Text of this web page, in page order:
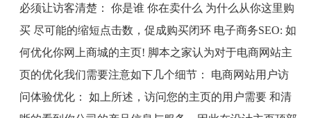
必须让访客清楚： 你是谁 你在卖什么 为什么从你这里购
买 尽可能的缩短点击数，促成购买闭环 电子商务SEO: 如
何优化你网上商城的主页! 脚本之家认为对于电商网站主
页的优化我们需要注意如下几个细节： 电商网站用户访
问体验优化： 如上所述，访问您的主页的用户需要 和清